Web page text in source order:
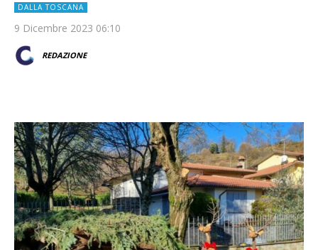
DALLA TOSCANA
9 Dicembre 2023 06:10
REDAZIONE